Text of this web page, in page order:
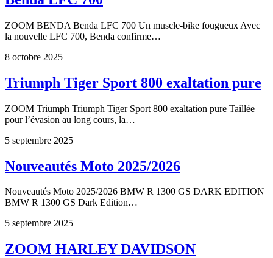
ZOOM BENDA Benda LFC 700 Un muscle-bike fougueux Avec
la nouvelle LFC 700, Benda confirme…
8 octobre 2025
Triumph Tiger Sport 800 exaltation pure
ZOOM Triumph Triumph Tiger Sport 800 exaltation pure Taillée
pour l’évasion au long cours, la…
5 septembre 2025
Nouveautés Moto 2025/2026
Nouveautés Moto 2025/2026 BMW R 1300 GS DARK EDITION
BMW R 1300 GS Dark Edition…
5 septembre 2025
ZOOM HARLEY DAVIDSON